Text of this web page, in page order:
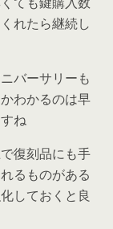
れたら継続し
バーサリーも
わかるのは早
ね
復刻品にも手
るものがある
しておくと良